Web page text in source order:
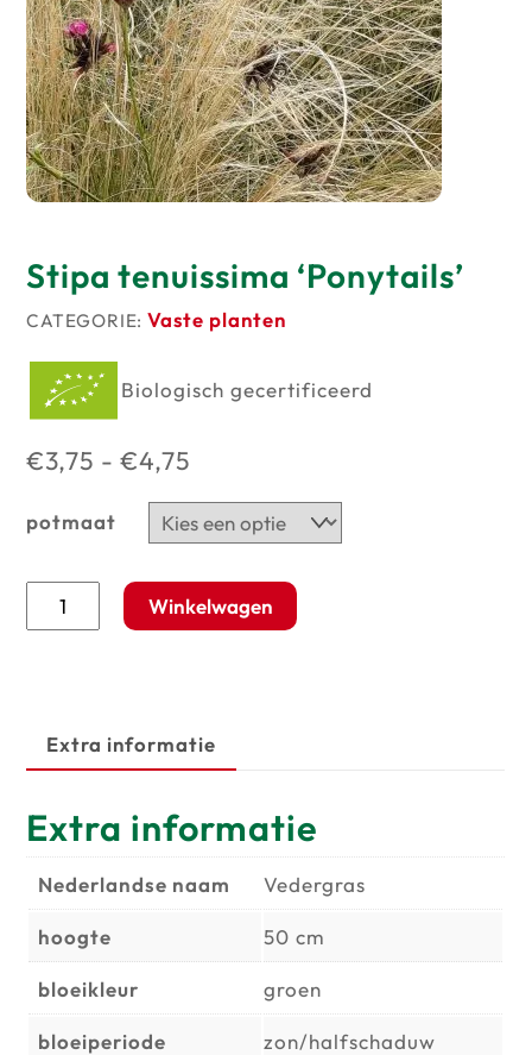
Producten
op
voorraad
Stipa tenuissima ‘Ponytails’
CATEGORIE: Vaste planten
Biologisch gecertificeerd
€3,75 - €4,75
tot
potmaat
Stipa
tenuissima
Winkelwagen
Extra informatie
Extra informatie
Nederlandse naam Vedergras
hoogte 50 cm
bloeikleur groen
bloeiperiode zon/halfschaduw